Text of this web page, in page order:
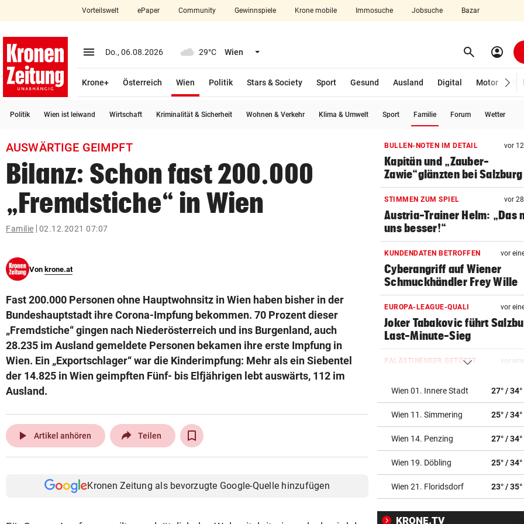
closeSchließen
account_circle Anmelden
arrow_right
bookmark
search
Suchbegriff
eingeben
© Krone Multimedia GmbH & Co KG 2026
Vorteilswelt ePaper Community Gewinnspiele Krone mobile Immosuche Jobsuche Bazar
menu Menü aufklappen
Do., 06.08.2026 29°C Wien Menü aufklappen search Suchen
account_circle
Krone+ Österreich Wien
Politik
Stars & Society Sport Gesund Ausland Digital Motor
Politik Wien ist leiwand Wirtschaft Kriminalität & Sicherheit Wohnen & Verkehr Klima & Umwelt Sport Familie Forum Wetter
AUSWÄRTIGE GEIMPFT
Bilanz: Schon fast 200.000
„Fremdstiche“ in Wien
Familie 02.12.2021 07:07
Von krone.at
Fast 200.000 Personen ohne Hauptwohnsitz in Wien haben bisher in der
Bundeshauptstadt ihre Corona-Impfung bekommen. 70 Prozent dieser
„Fremdstiche“ gingen nach Niederösterreich und ins Burgenland, auch
28.235 im Ausland gemeldete Personen bekamen ihre erste Impfung in
Wien. Ein „Exportschlager“ war die Kinderimpfung: Mehr als ein Siebentel
der 14.825 in Wien geimpften Fünf- bis Elfjährigen lebt auswärts, 112 im
Ausland.
play_arrow Artikel anhören Teilen
Kronen Zeitung als bevorzugte Google-Quelle hinzufügen
BULLEN-NOTEN IM DETAIL vor
Kapitän und „Zauber-
Zawie“glänzten bei Salzburg
STIMMEN ZUM SPIEL vor
Austria-Trainer Helm: „Das
uns besser!“
KUNDENDATEN BETROFFEN vor
Cyberangriff auf Wiener
Schmuckhändler Frey Wille
EUROPA-LEAGUE-QUALI vor
Joker Tabakovic führt
Last-Minute-Sieg
PALÄSTINENSER GETÖTET vor
Gaza-Krieg
STIMMEN ZUM SPIEL vor
Sportboss Katzer: „Fahren
superhappy nach Hause“
ORKAN, KEIN STROM & CO vor
Skurrilitäten in der Red Bull
häufen sich
WASSERSPRINGEN
Wien 01. Innere Stadt 27° / 34°
Wien 11. Simmering 25° / 34°
Wien 14. Penzing 27° / 34°
Wien 19. Döbling 25° / 34°
Wien 21. Floridsdorf 23° / 35°
KRONE.TV